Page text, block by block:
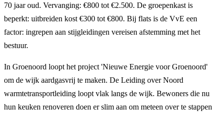
70 jaar oud. Vervanging: €800 tot €2.500. De groepenkast is
beperkt: uitbreiden kost €300 tot €800. Bij flats is de VvE een
factor: ingrepen aan stijgleidingen vereisen afstemming met het
bestuur.
In Groenoord loopt het project 'Nieuwe Energie voor Groenoord'
om de wijk aardgasvrij te maken. De Leiding over Noord
warmtetransportleiding loopt vlak langs de wijk. Bewoners die nu
hun keuken renoveren doen er slim aan om meteen over te stappen